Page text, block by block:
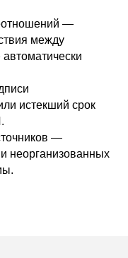
—
между
истекший срок
—
неорганизованных